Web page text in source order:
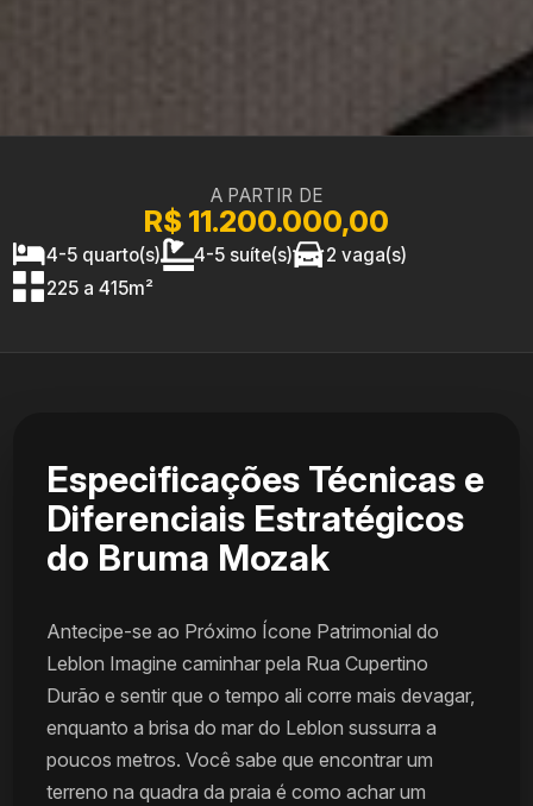
A PARTIR DE
R$ 11.200.000,00
4-5 quarto(s) 4-5 suíte(s)
2 vaga(s)
225 a 415m²
Especificações Técnicas e
Diferenciais Estratégicos
do Bruma Mozak
Antecipe-se ao Próximo Ícone Patrimonial do
Leblon Imagine caminhar pela Rua Cupertino
Durão e sentir que o tempo ali corre mais devagar,
enquanto a brisa do mar do Leblon sussurra a
poucos metros. Você sabe que encontrar um
terreno na quadra da praia é como achar um